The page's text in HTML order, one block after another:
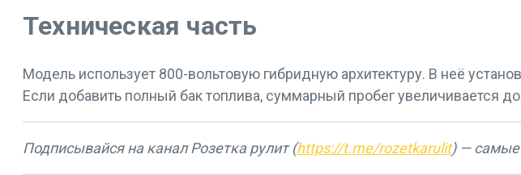
Техническая часть
Модель использует 800-вольтовую гибридную архитектуру. В неё
Если добавить полный бак топлива, суммарный пробег увеличивается
Подписывайся на канал Розетка рулит (https://t.me/rozetkarulit) — самые